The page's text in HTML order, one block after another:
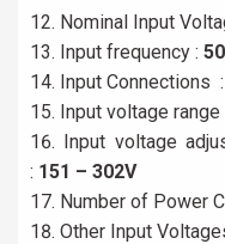
Nominal Input
Input frequency :
Input Connections :
Input voltage
Input voltage
: 151 – 302V
Number of Power
Other Input